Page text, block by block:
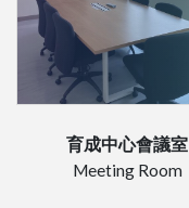
育成中心會議室
Meeting Room